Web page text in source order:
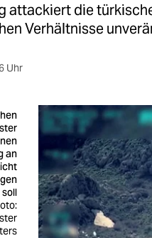
attackiert die
Verhältnisse
Uhr
an
soll